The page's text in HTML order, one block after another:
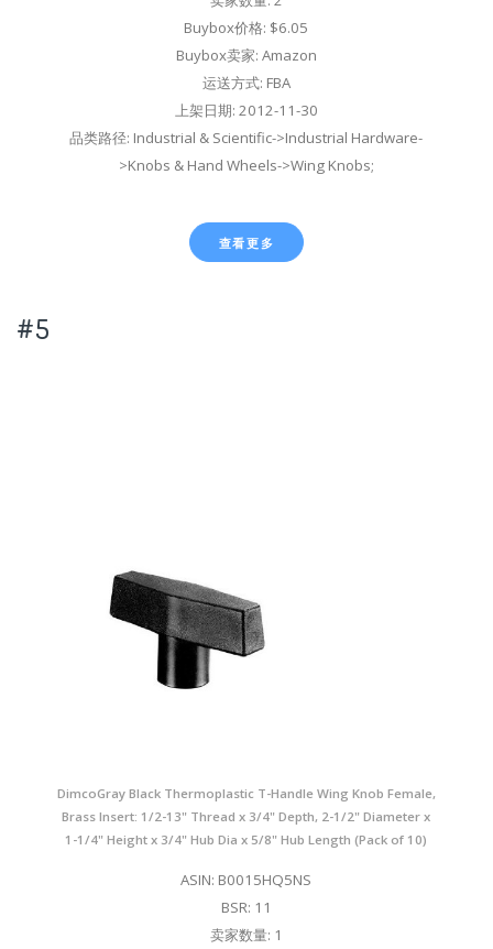
Buybox价格: $6.05
Buybox卖家: Amazon
运送方式: FBA
上架日期: 2012-11-30
品类路径: Industrial & Scientific->Industrial Hardware-
>Knobs & Hand Wheels->Wing Knobs;
查看更多
#5
DimcoGray Black Thermoplastic T-Handle Wing Knob Female,
Brass Insert: 1/2-13" Thread x 3/4" Depth, 2-1/2" Diameter x
1-1/4" Height x 3/4" Hub Dia x 5/8" Hub Length (Pack of 10)
ASIN: B0015HQ5NS
BSR: 11
卖家数量: 1